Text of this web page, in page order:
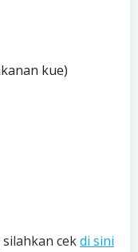
kue)
cekdi sini